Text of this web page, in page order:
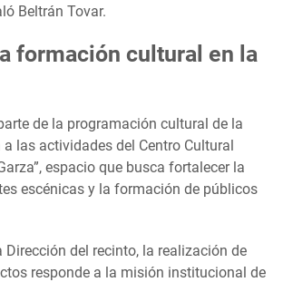
Beltrán Tovar.
formación cultural en la
de la programación cultural de la
a las actividades del Centro Cultural
espacio que busca fortalecer la
escénicas y la formación de públicos
Dirección del recinto, la realización de
responde a la misión institucional de